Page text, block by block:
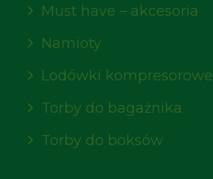
Must have – akcesoria
Namioty
Lodówki kompresorowe
Torby do bagażnika
Torby do boksów